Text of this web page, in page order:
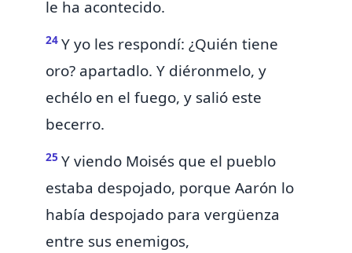
le ha acontecido.
24 Y yo les respondí: ¿Quién tiene
oro? apartadlo. Y diéronmelo, y
echélo en el fuego, y salió este
becerro.
25 Y viendo Moisés que el pueblo
estaba despojado, porque Aarón lo
había despojado para vergüenza
entre sus enemigos,